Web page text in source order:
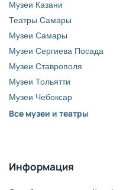
Музеи Казани
Театры Самары
Музеи Самары
Музеи Сергиева Посада
Музеи Ставрополя
Музеи Тольятти
Музеи Чебоксар
Все музеи и театры
Информация